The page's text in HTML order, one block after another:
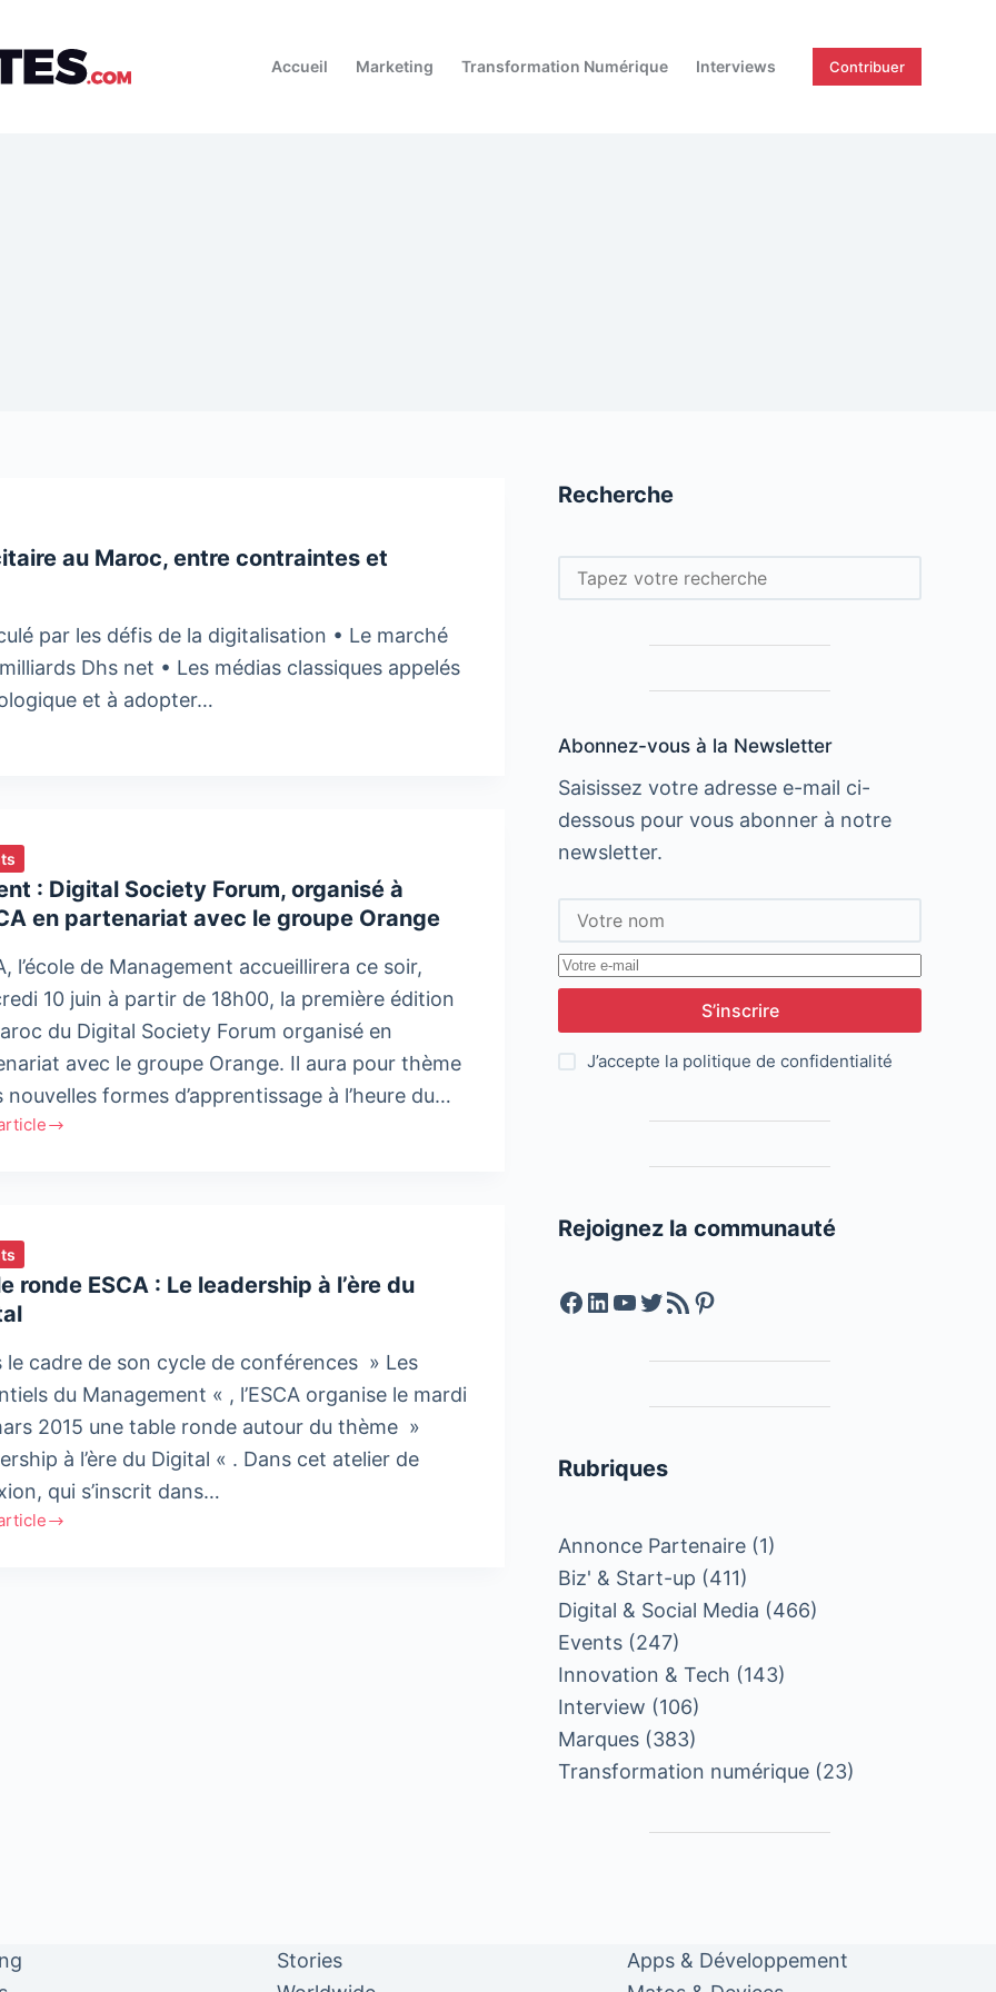
Accueil Marketing Transformation Numérique Interviews Contribuer
au Maroc, entre contraintes et
par les défis de la digitalisation • Le marché
Dhs net • Les médias classiques appelés
et à adopter…
: Digital Society Forum, organisé à
en partenariat avec le groupe Orange
l’école de Management accueillirera ce soir,
10 juin à partir de 18h00, la première édition
du Digital Society Forum organisé en
avec le groupe Orange. Il aura pour thème
nouvelles formes d’apprentissage à l’heure du…
ronde ESCA : Le leadership à l’ère du
le cadre de son cycle de conférences » Les
du Management « , l’ESCA organise le mardi
2015 une table ronde autour du thème »
à l’ère du Digital « . Dans cet atelier de
qui s’inscrit dans…
Recherche
Rechercher
Abonnez-vous à la Newsletter
Saisissez votre adresse e-mail ci-
dessous pour vous abonner à notre
newsletter.
S’inscrire
J’accepte la politique de confidentialité
Rejoignez la communauté
Facebook
LinkedIn
YouTube
Twitter
Feed RSSPinterest
Rubriques
Annonce Partenaire (1)
Biz' & Start-up (411)
Digital & Social Media (466)
Events (247)
Innovation & Tech (143)
Interview (106)
Marques (383)
Transformation numérique (23)
Stories
Apps & Développement